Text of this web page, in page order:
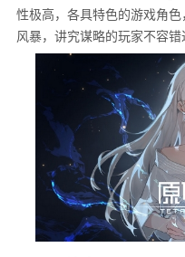
性极高，各具特色的游戏角
风暴，讲究谋略的玩家不容错